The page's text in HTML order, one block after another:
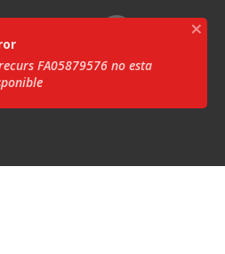
FA05879576 no esta
×